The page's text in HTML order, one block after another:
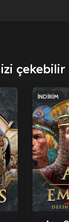
çekebilir
İNDIRIM